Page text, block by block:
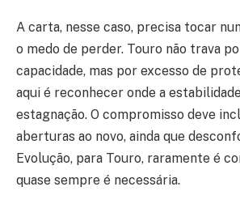
A carta, nesse caso, precisa tocar
o medo de perder. Touro não trava
capacidade, mas por excesso de
aqui é reconhecer onde a
estagnação. O compromisso deve
aberturas ao novo, ainda que
Evolução, para Touro, raramente é
quase sempre é necessária.